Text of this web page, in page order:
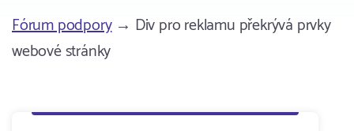
Fórum podpory→ Div pro reklamu překrývá prvky
webové stránky